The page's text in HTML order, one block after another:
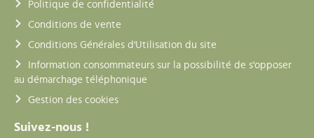
Politique de confidentialité
Conditions de vente
Conditions Générales d'Utilisation du site
Information consommateurs sur la possibilité de s'opposer
au démarchage téléphonique
Gestion des cookies
Suivez-nous !